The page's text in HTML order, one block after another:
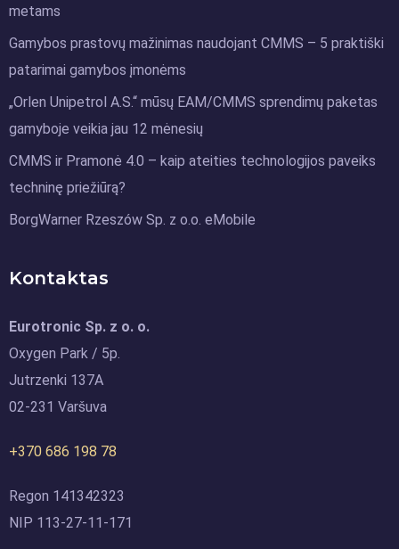
metams
Gamybos prastovų mažinimas naudojant CMMS – 5 praktiški
patarimai gamybos įmonėms
„Orlen Unipetrol A.S.“ mūsų EAM/CMMS sprendimų paketas
gamyboje veikia jau 12 mėnesių
CMMS ir Pramonė 4.0 – kaip ateities technologijos paveiks
techninę priežiūrą?
BorgWarner Rzeszów Sp. z o.o. eMobile
Kontaktas
Eurotronic Sp. z o. o.
Oxygen Park / 5p.
Jutrzenki 137A
02-231 Varšuva
+370 686 198 78
Regon 141342323
NIP 113-27-11-171